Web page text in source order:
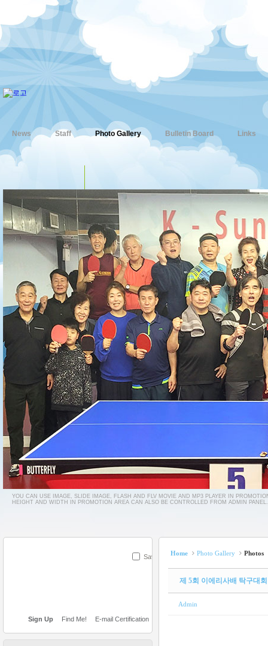
News Staff Photo Gallery Bulletin Board Links
YOU CAN USE IMAGE, SLIDE IMAGE, FLASH AND FLV MOVIE AND MP3 PLAYER IN
HEIGHT AND WIDTH IN PROMOTION AREA CAN ALSO BE CONTROLLED FROM ADMIN PANEL.
Save
Sign Up Find Me! E-mail Certification
Home Photo Gallery Photos
제 5회 이에리사배 탁구대
Admin